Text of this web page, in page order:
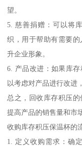
望。
5. 慈善捐赠：可以将
织，用于帮助有需要
升企业形象。
6. 产品改进：如果库
以考虑对产品进行改进
总之，回收库存积压
提高产品的销售量和市
收购库存积压保温杯的
1. 定义收购需求：确